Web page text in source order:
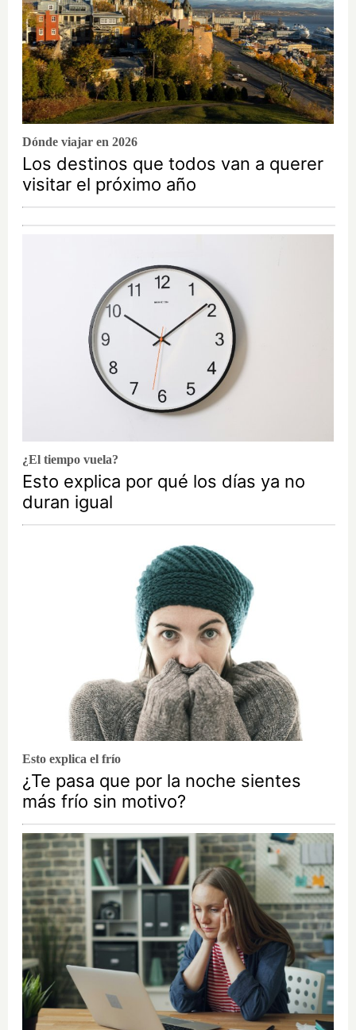
Dónde viajar en 2026
Los destinos que todos van a querer
visitar el próximo año
¿El tiempo vuela?
Esto explica por qué los días ya no
duran igual
Esto explica el frío
¿Te pasa que por la noche sientes
más frío sin motivo?